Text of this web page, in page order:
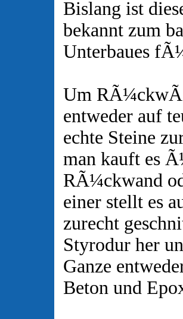
Bislang ist
bekannt zum
Unterbaues
Um
entweder auf
echte Steine
man kauft es
RÃ¼ckwand
einer stellt es
zurecht
Styrodur her
Ganze
Beton und